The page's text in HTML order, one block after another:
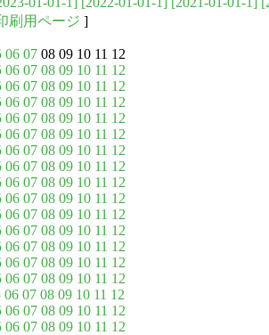
刷用ページ ]
06 07 08 09 10 11 12
06 07 08 09 10 11 12
06 07 08 09 10 11 12
06 07 08 09 10 11 12
06 07 08 09 10 11 12
06 07 08 09 10 11 12
06 07 08 09 10 11 12
06 07 08 09 10 11 12
06 07 08 09 10 11 12
06 07 08 09 10 11 12
06 07 08 09 10 11 12
06 07 08 09 10 11 12
06 07 08 09 10 11 12
06 07 08 09 10 11 12
06 07 08 09 10 11 12
06 07 08 09 10 11 12
06 07 08 09 10 11 12
06 07 08 09 10 11 12